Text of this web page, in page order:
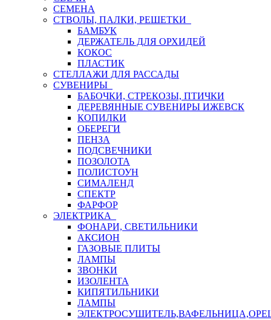
СЕМЕНА
СТВОЛЫ, ПАЛКИ, РЕШЕТКИ
БАМБУК
ДЕРЖАТЕЛЬ ДЛЯ ОРХИДЕЙ
КОКОС
ПЛАСТИК
СТЕЛЛАЖИ ДЛЯ РАССАДЫ
СУВЕНИРЫ
БАБОЧКИ, СТРЕКОЗЫ, ПТИЧКИ
ДЕРЕВЯННЫЕ СУВЕНИРЫ ИЖЕВСК
КОПИЛКИ
ОБЕРЕГИ
ПЕНЗА
ПОДСВЕЧНИКИ
ПОЗОЛОТА
ПОЛИСТОУН
СИМАЛЕНД
СПЕКТР
ФАРФОР
ЭЛЕКТРИКА
ФОНАРИ, СВЕТИЛЬНИКИ
АКСИОН
ГАЗОВЫЕ ПЛИТЫ
ЛАМПЫ
ЗВОНКИ
ИЗОЛЕНТА
КИПЯТИЛЬНИКИ
ЛАМПЫ